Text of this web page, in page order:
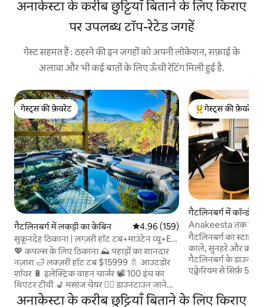
अनाकेस्टा के करीब छुट्टियाँ बिताने के लिए किराए
पर उपलब्ध टॉप-रेटेड जगहें
गेस्ट सहमत हैं : ठहरने की इन जगहों को अपनी लोकेशन, सफ़ाई के
अलावा और भी कई बातों के लिए ऊँची रेटिंग मिली हुई है.
गेस्ट्स की फ़ेवरेट
गेस्ट्स की फ़ेवरेट
गैटलिनबर्ग में लकड़ी का केबिन औसत रेटिंग 5 में से 4.96, 159 समीक्षाएँ
4.96 (159)
सुकूनदेह ठिकाना | लग्ज़री हॉट टब+माउंटेन व्यू+EV
चार्जर
💖 कपल्स के लिए ठिकाना ⛰️ पहाड़ों का शानदार
नज़ारा 🛁 लक्ज़री हॉट टब $15999 🚿 आउटडोर
शॉवर 🔋 इलेक्ट्रिक वाहन चार्जर 📽️ 100 इंच का
थिएटर टीवी 💺 मसाज चेयर 🏃‍♀️ डाउनटाउन जाने
वाली बस का स्टॉप 0.2 मील दूर 💒 पार्क में चैपल
गेस्ट्स का टॉप फ़ेवरेट
गेस्ट्स की फ़ेवरेट
गैटलिनबर्ग में कॉन्डो
Anakeesta तक पैदल
टिकट
गैटलिनबर्ग का
काले, सुनहरे और क्रीम
गैटलिनबर्ग के
एक्वेरियम से सिर्फ़ 5
सुसज्जित किचन,
निजी आँगन का मज़ा लें
अनाकेस्टा के करीब छुट्टियाँ बिताने के लिए किराए